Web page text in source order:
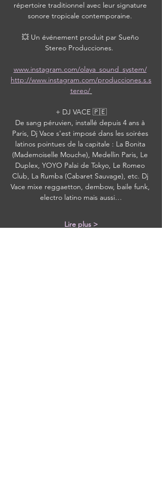
répertoire traditionnel avec leur signature
sonore tropicale contemporaine.
💥 Un événement produit par Sueño
Stereo Producciones.
www.instagram.com/olaya_sound_system/
http://www.instagram.com/producciones.s.s
tereo/
+ DJ VACE 🇵🇪
De sang péruvien, installé depuis 4 ans à
Paris, Dj Vace s'est imposé dans les soirées
latinos pointues de la capitale : La Bonita
(Mademoiselle Mouche), Medellin Paris, Le
Duplex, YOYO Palai de Tokyo, Le Romeo
Club, La Rumba (Cabaret Sauvage), etc. Dj
Vace mixe reggaetton, dembow, baile funk,
electro latino mais aussi…
Lire plus >